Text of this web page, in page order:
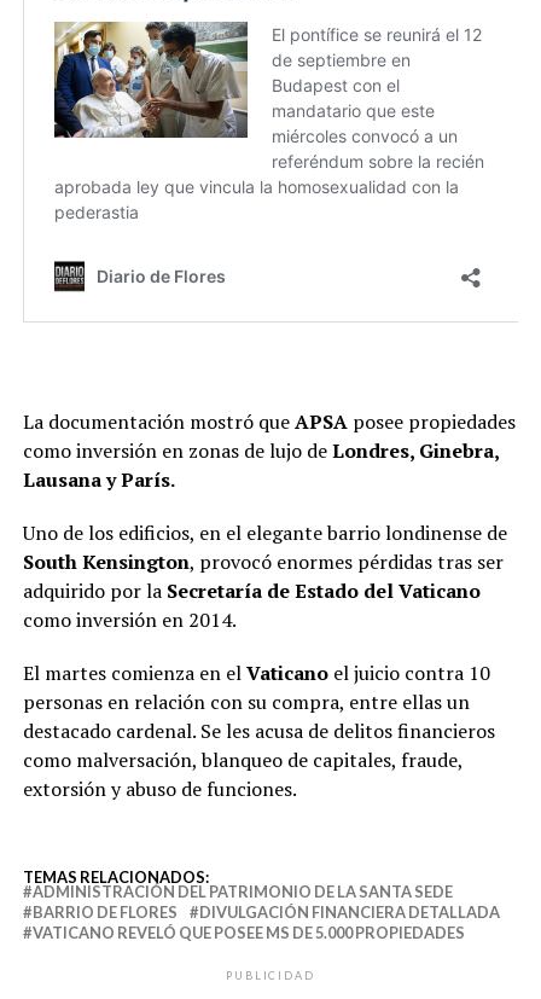
La documentación mostró queAPSAposee propiedades
como inversión en zonas de lujo deLondres, Ginebra,
Lausana y París.
Uno de los edificios, en el elegante barrio londinense de
South Kensington, provocó enormes pérdidas tras ser
adquirido por la Secretaría de Estado del Vaticano
como inversión en 2014.
El martes comienza en elVaticanoel juicio contra 10
personas en relación con su compra, entre ellas un
destacado cardenal. Se les acusa de delitos financieros
como malversación, blanqueo de capitales, fraude,
extorsión y abuso de funciones.
TEMAS RELACIONADOS:
ADMINISTRACIÓN DEL PATRIMONIO DE LA SANTA SEDE
BARRIO DE FLORES
DIVULGACIÓN FINANCIERA DETALLADA
VATICANO REVELÓ QUE POSEE MS DE 5.000 PROPIEDADES
PUBLICIDAD